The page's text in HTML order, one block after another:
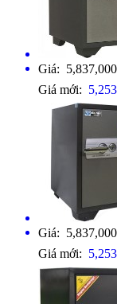
Giá:
Giá mới:
Giá:
Giá mới: